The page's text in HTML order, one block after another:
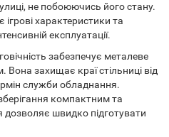
не побоюючись його стану.
характеристики та
експлуатації.
забезпечує металеве
захищає краї стільниці від
служби обладнання.
компактним та
швидко підготувати